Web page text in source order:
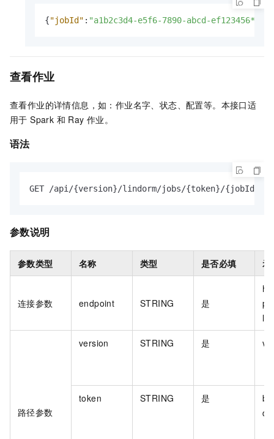
{"jobId" : "a1b2c3d4-e5f6-7890-abcd-ef123456****"
查看作业
查看作业的详情信息，如：作业名字、状态、配置等。本接口适
用于 Spark 和 Ray 作业。
语法
GET /api/{version}/lindorm/jobs/{token}/{jobId}
参数说明
参数类型 名称 类型 是否必填 示
连接参数 endpoint STRING 是
路径参数
version STRING 是 v1
token STRING 是